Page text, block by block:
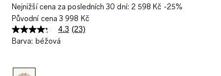
Nejnižší cena za posledních 30 dní: 2 598 Kč -25%
Původní cena3 998 Kč
4.3 Přečtěte
(23)
Barva: béžová